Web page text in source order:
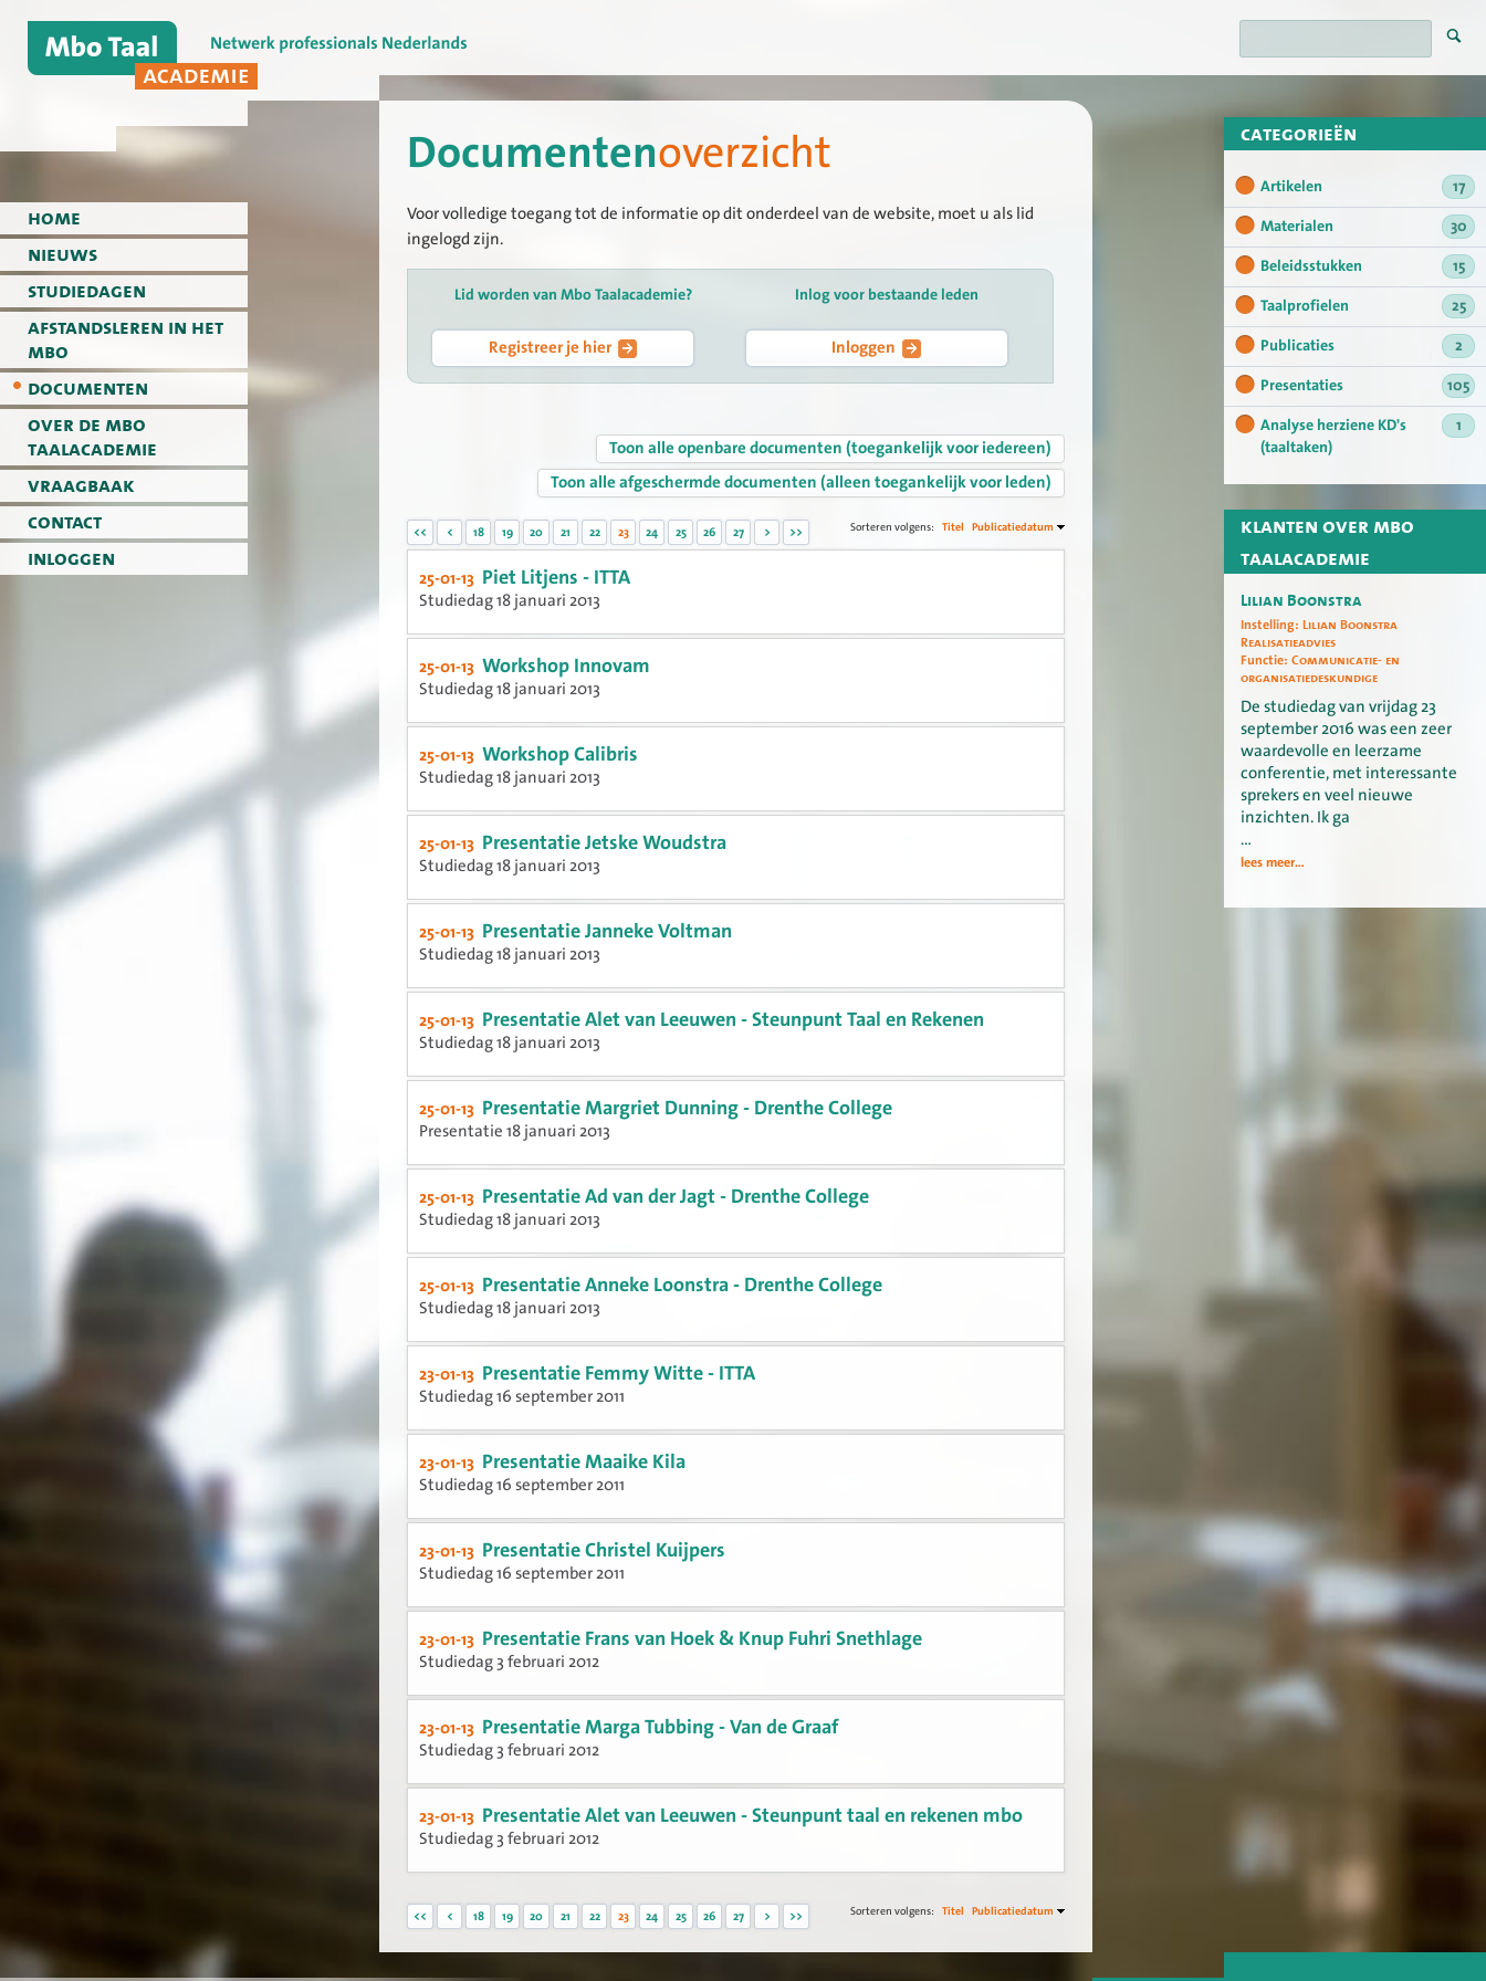
home
nieuws
studiedagen
afstandsleren in het
mbo
documenten
over de mbo
taalacademie
vraagbaak
contact
inloggen
categorieën
Artikelen
17
Materialen
30
Beleidsstukken
15
Taalprofielen
25
Publicaties
2
Presentaties
105
Analyse herziene KD's
(taaltaken)
1
klanten over mbo
taalacademie
Lilian Boonstra
Instelling: Lilian Boonstra
Realisatieadvies
Functie: Communicatie- en
organisatiedeskundige
De studiedag van vrijdag 23
september 2016 was een zeer
waardevolle en leerzame
conferentie, met interessante
sprekers en veel nieuwe
inzichten. Ik ga
…
lees meer...
Documentenoverzicht
Voor volledige toegang tot de informatie op dit onderdeel van de website, moet u als lid
ingelogd zijn.
Lid worden van Mbo Taalacademie?
Registreer je hier
Inlog voor bestaande leden
Inloggen
Toon alle openbare documenten (toegankelijk voor iedereen)
Toon alle afgeschermde documenten (alleen toegankelijk voor leden)
<< < 18 19 20 21 22 23 24 25 26 27 > >> Sorteren volgens: Titel Publicatiedatum
25-01-13 Piet Litjens - ITTA
Studiedag 18 januari 2013
25-01-13 Workshop Innovam
Studiedag 18 januari 2013
25-01-13 Workshop Calibris
Studiedag 18 januari 2013
25-01-13 Presentatie Jetske Woudstra
Studiedag 18 januari 2013
25-01-13 Presentatie Janneke Voltman
Studiedag 18 januari 2013
25-01-13 Presentatie Alet van Leeuwen - Steunpunt Taal en Rekenen
Studiedag 18 januari 2013
25-01-13 Presentatie Margriet Dunning - Drenthe College
Presentatie 18 januari 2013
25-01-13 Presentatie Ad van der Jagt - Drenthe College
Studiedag 18 januari 2013
25-01-13 Presentatie Anneke Loonstra - Drenthe College
Studiedag 18 januari 2013
23-01-13 Presentatie Femmy Witte - ITTA
Studiedag 16 september 2011
23-01-13 Presentatie Maaike Kila
Studiedag 16 september 2011
23-01-13 Presentatie Christel Kuijpers
Studiedag 16 september 2011
23-01-13 Presentatie Frans van Hoek & Knup Fuhri Snethlage
Studiedag 3 februari 2012
23-01-13 Presentatie Marga Tubbing - Van de Graaf
Studiedag 3 februari 2012
23-01-13 Presentatie Alet van Leeuwen - Steunpunt taal en rekenen mbo
Studiedag 3 februari 2012
<< < 18 19 20 21 22 23 24 25 26 27 > >> Sorteren volgens: Titel Publicatiedatum